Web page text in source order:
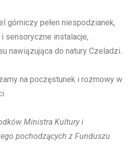
górniczy pełen niespodzianek,
sensoryczne instalacje,
nawiązująca do natury Czeladzi.
na poczęstunek i rozmowy w
Ministra Kultury i
pochodzących z Funduszu